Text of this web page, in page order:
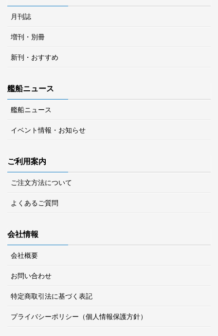
月刊誌
増刊・別冊
新刊・おすすめ
艦船ニュース
艦船ニュース
イベント情報・お知らせ
ご利用案内
ご注文方法について
よくあるご質問
会社情報
会社概要
お問い合わせ
特定商取引法に基づく表記
プライバシーポリシー（個人情報保護方針）